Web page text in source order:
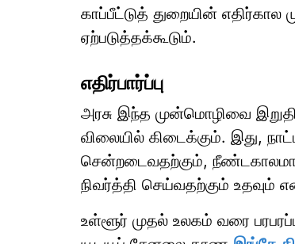
காப்பீட்டுத் துறையின்
ஏற்படுத்தக்கூடும்.
எதிர்பார்ப்பு
அரசு இந்த முன்மொழிவை
விலையில் கிடைக்கும். இது,
சென்றடைவதற்கும்,
நிவர்த்தி செய்வதற்கும் உதவும்
உள்ளூர் முதல் உலகம் வரை